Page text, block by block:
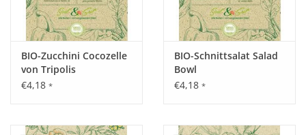
Mai - Mitte Juni.
Keimung:
Optimale Keimung bei 22 - 25°C nach ca. 14 - 20 Tagen.
BIO-Zucchini Cocozelle
von Tripolis
€4,18 *
BIO-Schnittsalat Salad
Bowl
€4,18 *